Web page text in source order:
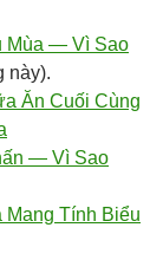
Mùa — Vì Sao
này).
Ăn Cuối Cùng
— Vì Sao
Mang Tính Biểu